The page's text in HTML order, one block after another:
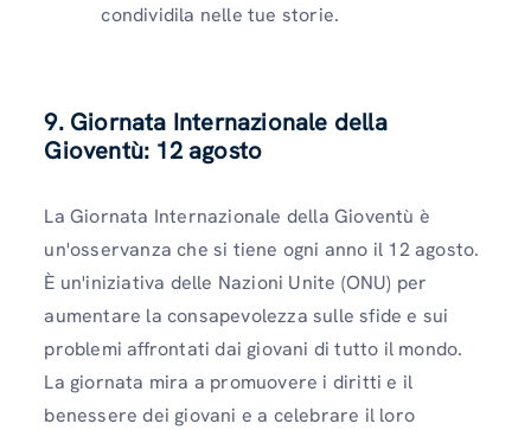
condividila nelle tue storie.
9. Giornata Internazionale della
Gioventù: 12 agosto
La Giornata Internazionale della Gioventù è
un'osservanza che si tiene ogni anno il 12 agosto.
È un'iniziativa delle Nazioni Unite (ONU) per
aumentare la consapevolezza sulle sfide e sui
problemi affrontati dai giovani di tutto il mondo.
La giornata mira a promuovere i diritti e il
benessere dei giovani e a celebrare il loro